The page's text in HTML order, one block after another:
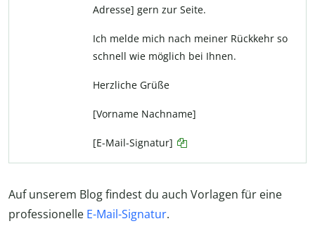
Adresse] gern zur Seite.
Ich melde mich nach meiner Rückkehr so
schnell wie möglich bei Ihnen.
Herzliche Grüße
[Vorname Nachname]
[E-Mail-Signatur]
Auf unserem Blog findest du auch Vorlagen für eine
professionelle E-Mail-Signatur.